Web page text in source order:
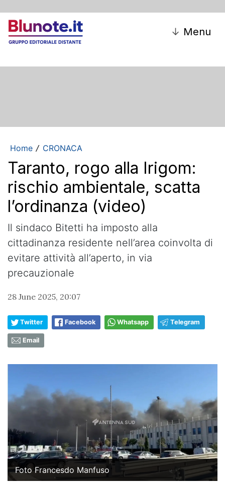
↓ Menu
Home / CRONACA
Taranto, rogo alla Irigom:
rischio ambientale, scatta
l’ordinanza (video)
Il sindaco Bitetti ha imposto alla
cittadinanza residente nell’area coinvolta di
evitare attività all’aperto, in via
precauzionale
28 June 2025, 20:07
Twitter Facebook Whatsapp Telegram
Email
Foto Francesdo Manfuso